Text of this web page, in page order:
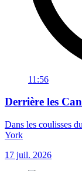
11:56
Derrière les
Dans les coulisses
York
17 juil. 2026